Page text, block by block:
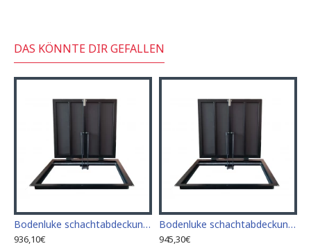
DAS KÖNNTE DIR GEFALLEN
Bodenluke schachtabdeckung - Zugangsplatte für Fliesenböden 60cm x 70cm "H"
936,10€
Bodenluke schachtabdeckung - Zugangsplatte für Fliesenböden 60 cm x 80 cm "H"
945,30€